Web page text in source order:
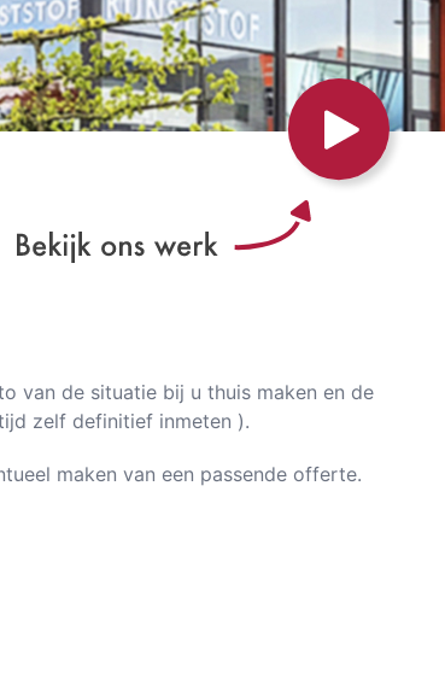
van de situatie bij u thuis maken en de
zelf definitief inmeten ).
maken van een passende offerte.